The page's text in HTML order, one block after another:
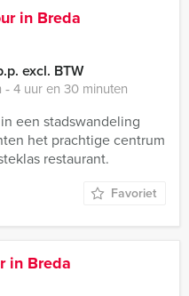
in Breda
excl. BTW
4 uur en 30 minuten
een stadswandeling
het prachtige centrum
restaurant.
Favoriet
in Breda